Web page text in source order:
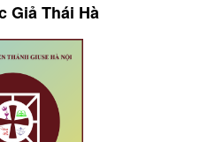
GiảThái Hà